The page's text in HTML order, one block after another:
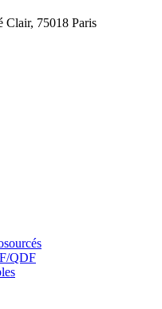
Clair, 75018 Paris
QDF